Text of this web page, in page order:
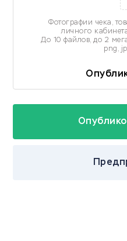
Фотографии чека,
личного
До 10 файлов, до 2
png,